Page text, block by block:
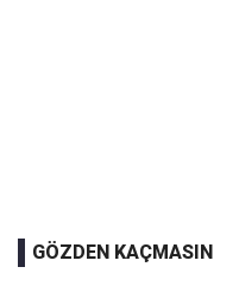
GÖZDEN KAÇMASIN